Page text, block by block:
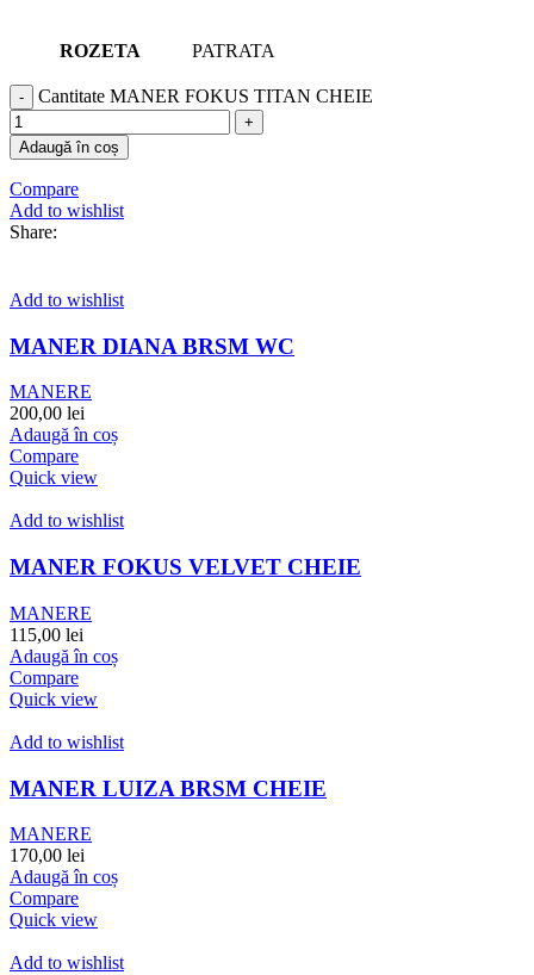
ROZETA PATRATA
Cantitate MANER FOKUS TITAN CHEIE
Adaugă în coș
Compare
Add to wishlist
Share:
Add to wishlist
MANER DIANA BRSM WC
MANERE
200,00 lei
Adaugă în coș
Compare
Quick view
Add to wishlist
MANER FOKUS VELVET CHEIE
MANERE
115,00 lei
Adaugă în coș
Compare
Quick view
Add to wishlist
MANER LUIZA BRSM CHEIE
MANERE
170,00 lei
Adaugă în coș
Compare
Quick view
Add to wishlist